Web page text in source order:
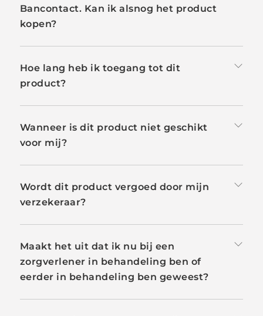
Bancontact. Kan ik alsnog het product
kopen?
Hoe lang heb ik toegang tot dit
product?
Wanneer is dit product niet geschikt
voor mij?
Wordt dit product vergoed door mijn
verzekeraar?
Maakt het uit dat ik nu bij een
zorgverlener in behandeling ben of
eerder in behandeling ben geweest?